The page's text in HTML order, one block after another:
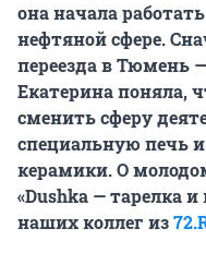
она начала
нефтяной сфере.
переезда в Тюмень
Екатерина поняла,
сменить сферу
специальную печь
керамики. О
«Dushka — тарелка
наших коллег из